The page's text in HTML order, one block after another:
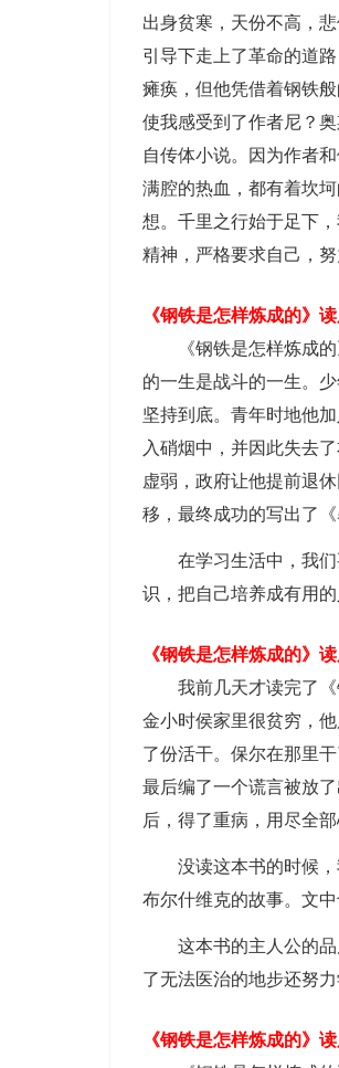
出身贫寒，天份不高，
引导下走上了革命的道
瘫痪，但他凭借着钢铁
使我感受到了作者尼？
自传体小说。因为作者
满腔的热血，都有着坎
想。千里之行始于足下
精神，严格要求自己，
《钢铁是怎样炼成的》
《钢铁是怎样炼成
的一生是战斗的一生。
坚持到底。青年时地他
入硝烟中，并因此失去
虚弱，政府让他提前退
移，最终成功的写出了
在学习生活中，我
识，把自己培养成有用
《钢铁是怎样炼成的》
我前几天才读完了
金小时侯家里很贫穷，
了份活干。保尔在那里
最后编了一个谎言被放
后，得了重病，用尽全
没读这本书的时候
布尔什维克的故事。文
这本书的主人公的
了无法医治的地步还努
《钢铁是怎样炼成的》